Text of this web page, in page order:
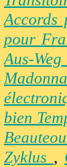
Accords
pour
Aus-Weg
bien
Zyklus ,